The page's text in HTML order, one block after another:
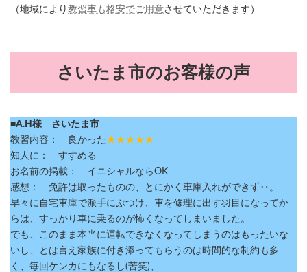
（地域により 教習車も格安でご用意させていただきます）
さいたま市のお客様の声
■A.H様 さいたま市
教習内容： 良かった ★★★★★
知人に： すすめる
お名前の掲載： イニシャルならOK
感想： 免許は取ったものの、とにかく車庫入れができず‥。
早々に自宅車庫で派手にぶつけ、車を修理に出す羽目になってか
らは、すっかり車に乗るのが怖くなってしまいました。
でも、このまま本当に運転できなくなってしまうのはもったいな
いし、とは言え家族に付き添ってもらうのは時間的な制約も多
く、毎回ケンカにもなるし(苦笑)、